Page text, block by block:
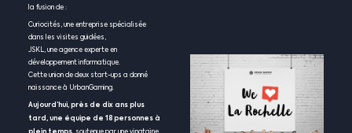
la fusion de :
Curiocités, une entreprise spécialisée
dans les visites guidées,
JSKL, une agence experte en
développement informatique.
Cette union de deux start-ups a donné
naissance à UrbanGaming.
Aujourd’hui, près de dix ans plus
tard, une équipe de 18 personnes à